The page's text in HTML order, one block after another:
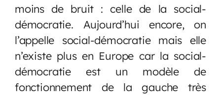
moins de bruit : celle de la social-
démocratie. Aujourd’hui encore, on
l’appelle social-démocratie mais elle
n’existe plus en Europe car la social-
démocratie est un modèle de
fonctionnement de la gauche très